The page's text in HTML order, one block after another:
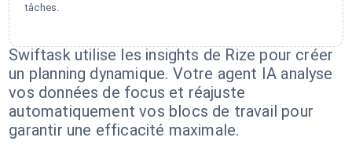
tâches.
Swiftask utilise les insights de Rize pour créer
un planning dynamique. Votre agent IA analyse
vos données de focus et réajuste
automatiquement vos blocs de travail pour
garantir une efficacité maximale.